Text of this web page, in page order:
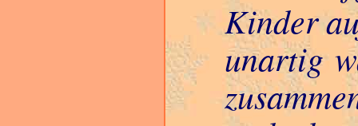
Kinder
unartig